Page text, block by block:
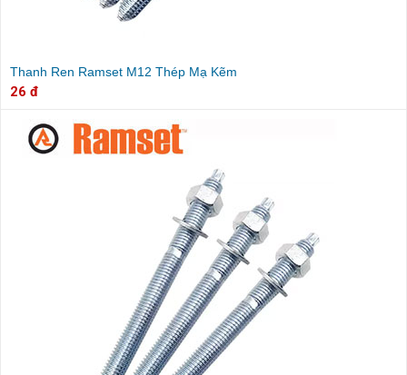
Thanh Ren Ramset M12 Thép Mạ Kẽm
26 đ